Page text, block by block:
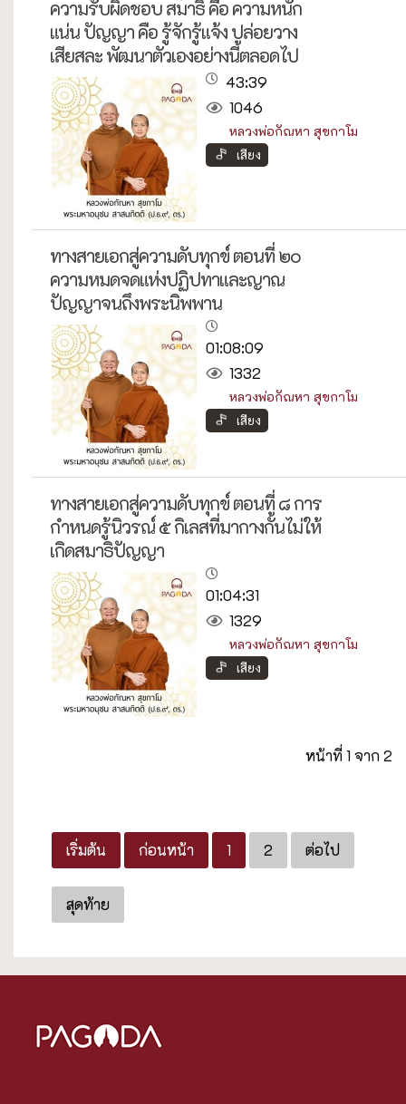
ความรับผิดชอบ สมาธิ คือ ความหนัก
แน่น ปัญญา คือ รู้จักรู้แจ้ง ปล่อยวาง
เสียสละ พัฒนาตัวเองอย่างนี้ตลอดไป
43:39
1046
หลวงพ่อกัณหา สุขกาโม
เสียง
ทางสายเอกสู่ความดับทุกข์ ตอนที่ ๒๐
ความหมดจดแห่งปฏิปทาและญาณ
ปัญญาจนถึงพระนิพพาน
01:08:09
1332
หลวงพ่อกัณหา สุขกาโม
เสียง
ทางสายเอกสู่ความดับทุกข์ ตอนที่ ๘ การ
กำหนดรู้นิวรณ์ ๕ กิเลสที่มากางกั้นไม่ให้
เกิดสมาธิปัญญา
01:04:31
1329
หลวงพ่อกัณหา สุขกาโม
เสียง
หน้าที่ 1 จาก 2
เริ่มต้น ก่อนหน้า 1 2 ต่อไป
สุดท้าย